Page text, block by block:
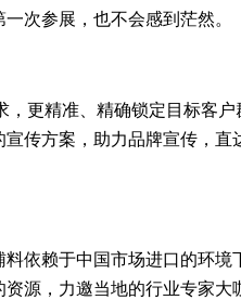
次参展，也不会感到茫然。
，更精准、精确锁定目标客户
传方案，助力品牌宣传，直
依赖于中国市场进口的环境
源，力邀当地的行业专家大